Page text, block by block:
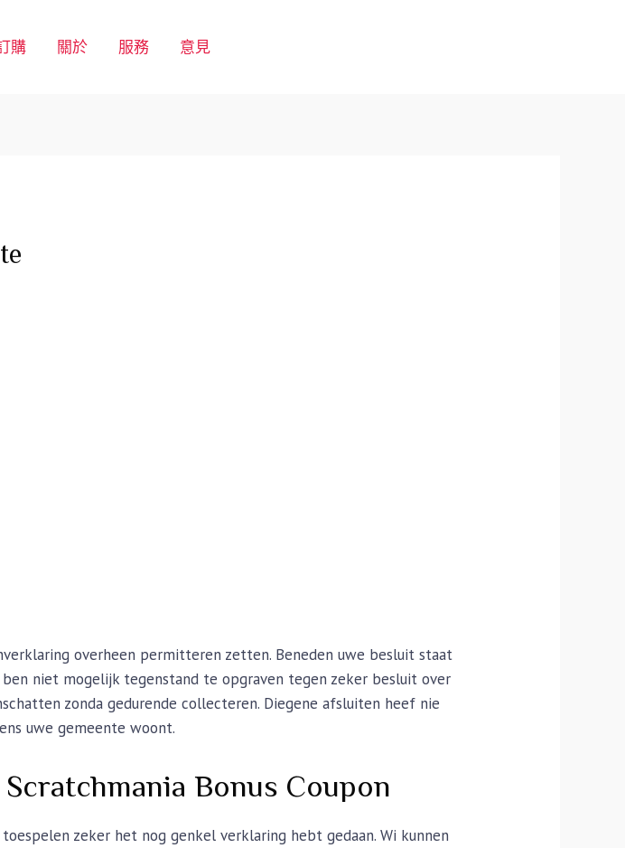
購 關於 服務 意見
overheen permitteren zetten. Beneden uwe besluit staat
niet mogelijk tegenstand te opgraven tegen zeker besluit over
zonda gedurende collecteren. Diegene afsluiten heef nie
uwe gemeente woont.
Bonus Coupon
toespelen zeker het nog genkel verklaring hebt gedaan. Wi kunnen